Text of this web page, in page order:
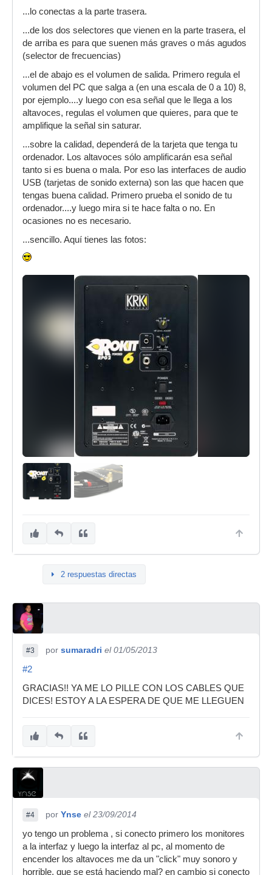
...lo conectas a la parte trasera.
...de los dos selectores que vienen en la parte trasera, el
de arriba es para que suenen más graves o más agudos
(selector de frecuencias)
...el de abajo es el volumen de salida. Primero regula el
volumen del PC que salga a (en una escala de 0 a 10) 8,
por ejemplo....y luego con esa señal que le llega a los
altavoces, regulas el volumen que quieres, para que te
amplifique la señal sin saturar.
...sobre la calidad, dependerá de la tarjeta que tenga tu
ordenador. Los altavoces sólo amplificarán esa señal
tanto si es buena o mala. Por eso las interfaces de audio
USB (tarjetas de sonido externa) son las que hacen que
tengas buena calidad. Primero prueba el sonido de tu
ordenador....y luego mira si te hace falta o no. En
ocasiones no es necesario.
...sencillo. Aquí tienes las fotos:
2 respuestas directas
#3 por sumaradri el 01/05/2013
#2
GRACIAS!! YA ME LO PILLE CON LOS CABLES QUE
DICES! ESTOY A LA ESPERA DE QUE ME LLEGUEN
#4 por Ynse el 23/09/2014
yo tengo un problema , si conecto primero los monitores
a la interfaz y luego la interfaz al pc, al momento de
encender los altavoces me da un "click" muy sonoro y
horrible, que se está haciendo mal? en cambio si conecto